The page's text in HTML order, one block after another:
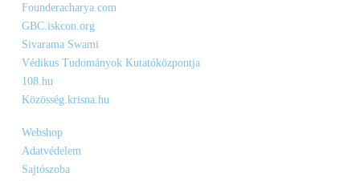
Founderacharya.com
GBC.iskcon.org
Sivarama Swami
Védikus Tudományok Kutatóközpontja
108.hu
Közösség.krisna.hu
Webshop
Adatvédelem
Sajtószoba